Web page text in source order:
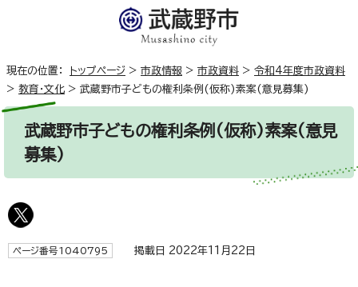
現在の位置： トップページ > 市政情報 > 市政資料 > 令和4年度市政資料
> 教育・文化 > 武蔵野市子どもの権利条例(仮称)素案(意見募集)
武蔵野市子どもの権利条例(仮称)素案(意見
募集)
ページ番号1040795 掲載日 2022年11月22日